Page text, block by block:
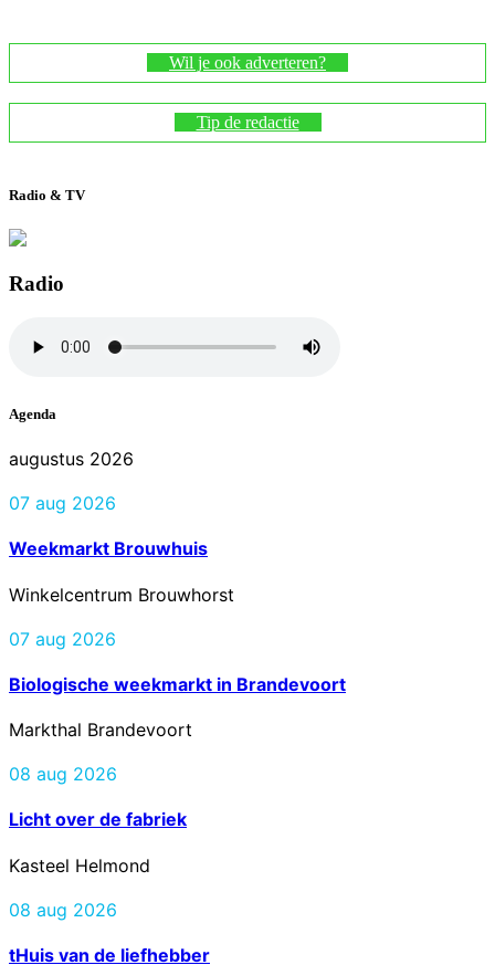
Wil je ook adverteren?
Tip de redactie
Radio & TV
Radio
Agenda
augustus 2026
07 aug 2026
Weekmarkt Brouwhuis
Winkelcentrum Brouwhorst
07 aug 2026
Biologische weekmarkt in Brandevoort
Markthal Brandevoort
08 aug 2026
Licht over de fabriek
Kasteel Helmond
08 aug 2026
tHuis van de liefhebber